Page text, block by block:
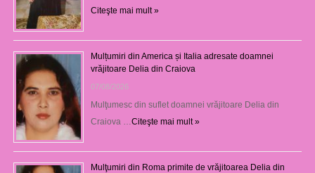
Citeşte mai mult »
Mulțumiri din America și Italia adresate doamnei
vrăjitoare Delia din Craiova
07/08/2026
Mulţumesc din suflet doamnei vrăjitoare Delia din
Craiova … Citeşte mai mult »
Mulţumiri din Roma primite de vrăjitoarea Delia din